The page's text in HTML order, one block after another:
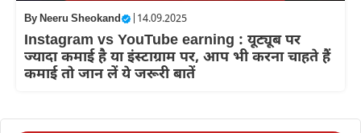
ByNeeru Sheokand 14.09.2025
Instagram vs YouTube earning : यूट्यूब पर
ज्यादा कमाई है या इंस्टाग्राम पर, आप भी करना चाहते हैं
कमाई तो जान लें ये जरूरी बातें